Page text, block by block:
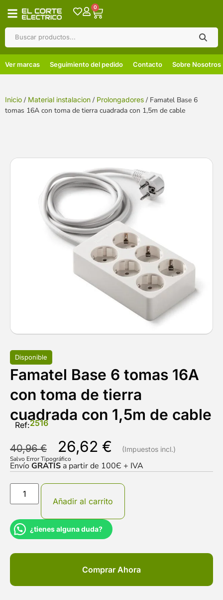
0
Ver marcas Seguimiento del pedido Contacto Sobre Nosotros
Inicio / Material instalacion / Prolongadores / Famatel Base 6
tomas 16A con toma de tierra cuadrada con 1,5m de cable
Disponible
Famatel Base 6 tomas 16A
con toma de tierra
cuadrada con 1,5m de cable
Ref:2516
40,96€ 26,62 €
Salvo Error Tipográfico
EnvíoGRATIS a partir de 100Є + IVA
Añadir al carrito
¿tienes alguna duda?
Comprar Ahora